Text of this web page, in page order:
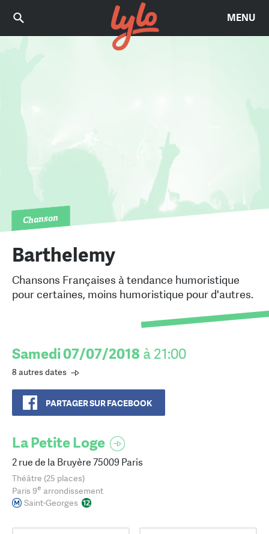
MENU
Chanson
Barthelemy
Chansons Françaises à tendance humoristique
pour certaines, moins humoristique pour d'autres.
Samedi 07/07/2018 à 21:00
8 autres dates
PARTAGER SUR FACEBOOK
La Petite Loge
2 rue de la Bruyère 75009 Paris
Théâtre (25 places)
Paris 9e arrondissement
Saint-Georges